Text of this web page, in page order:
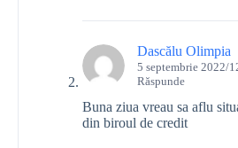
Dascălu Olimpia
5 septembrie 2022/
Răspunde
Buna ziua vreau sa aflu
din biroul de credit